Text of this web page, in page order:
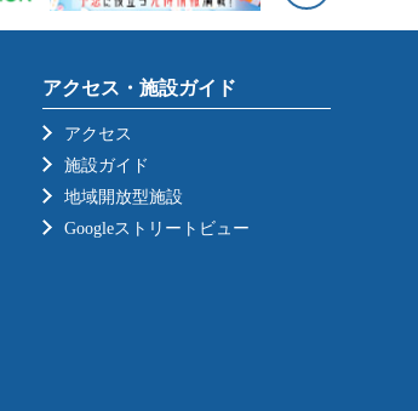
アクセス・施設ガイド
アクセス
施設ガイド
地域開放型施設
Googleストリートビュー